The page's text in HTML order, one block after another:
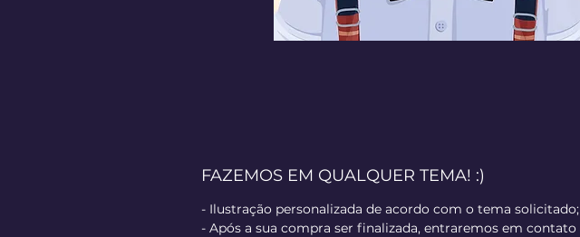
FAZEMOS EM QUALQUER TEMA! :)
- Ilustração personalizada de acordo com o tema solicitado;
- Após a sua compra ser finalizada, entraremos em contato